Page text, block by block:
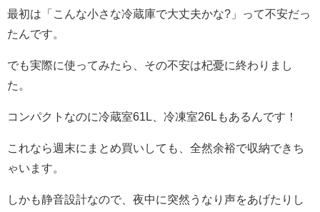
最初は「こんな小さな冷蔵庫で大丈夫かな?」って不安だっ
たんです。
でも実際に使ってみたら、その不安は杞憂に終わりまし
た。
コンパクトなのに冷蔵室61L、冷凍室26Lもあるんです！
これなら週末にまとめ買いしても、全然余裕で収納できち
ゃいます。
しかも静音設計なので、夜中に突然うなり声をあげたりし